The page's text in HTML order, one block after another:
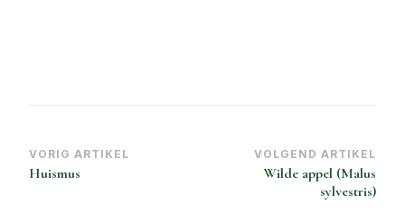
Bericht
navigatie
VORIG ARTIKEL
Huismus
VOLGEND ARTIKEL
Wilde appel (Malus
sylvestris)